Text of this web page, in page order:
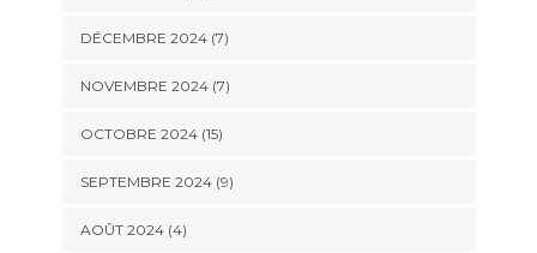
DÉCEMBRE 2024 (7)
NOVEMBRE 2024 (7)
OCTOBRE 2024 (15)
SEPTEMBRE 2024 (9)
AOÛT 2024 (4)